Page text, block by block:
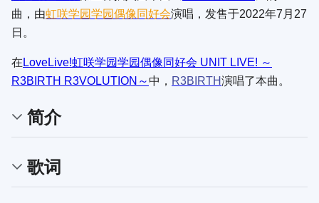
曲，由虹咲学园学园偶像同好会演唱，发售于2022年7月27
日。
在 LoveLive!虹咲学园学园偶像同好会 UNIT LIVE! ～
R3BIRTH R3VOLUTION～中， R3BIRTH演唱了本曲。
简介
歌词